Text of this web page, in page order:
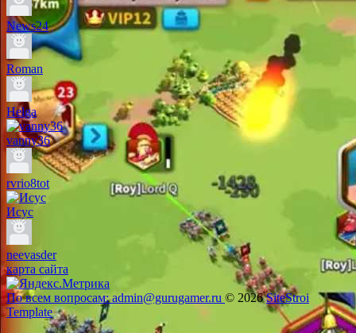
News24
Roman
Helga
vanny36
rvrio8tot
Исус
neevasder
карта сайта
По всем вопросам: admin@gurugamer.ru © 2026SiteStroi
Template